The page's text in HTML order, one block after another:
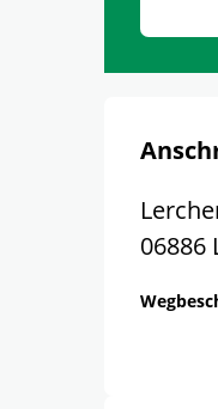
06886